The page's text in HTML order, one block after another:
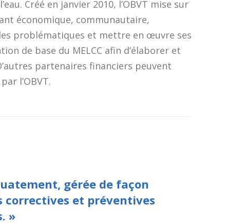
Créé en janvier 2010, l’OBVT mise sur
économique, communautaire,
problématiques et mettre en œuvre ses
de base du MELCC afin d’élaborer et
partenaires financiers peuvent
l’OBVT.
gérée de façon
correctives et préventives
»